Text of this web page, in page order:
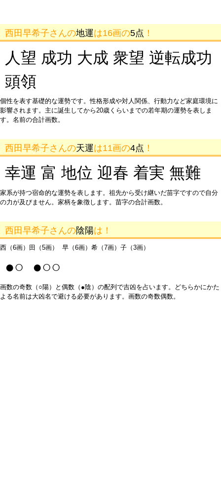
西田早希子さんの地運は16画の5点 ！
人望 成功 大成 衆望 逆転成功
頭領
個性を表す基礎的な運勢です。性格形成や対人関係、行動力など家庭環境に
影響されます。主に誕生してから20歳くらいまでの若年期の運勢を表しま
す。名前の合計画数。
西田早希子さんの天運は11画の4点 ！
幸運 富 地位 迎春 着実 無難
家系が持つ宿命的な運勢を表します。祖先から受け継いだ苗字ですので自分
の力が及びません。家柄を象徴します。苗字の合計画数。
西田早希子さんの陰陽は！
西（6画）田（5画） 早（6画）希（7画）子（3画）
●○ ●○○
画数の奇数（○陽）と偶数（●陰）の配列で吉凶を占います。どちらかにかた
よる名前は大凶名で避ける必要があります。画数の奇数偶数。